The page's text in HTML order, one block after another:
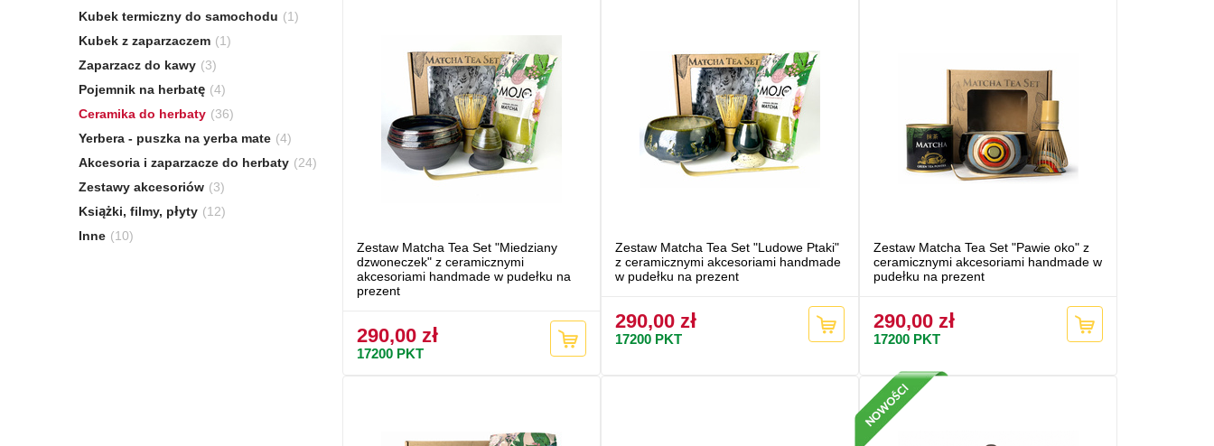
Kubek termiczny do samochodu (1)
Kubek z zaparzaczem (1)
Zaparzacz do kawy (3)
Pojemnik na herbatę (4)
Ceramika do herbaty (36)
Yerbera - puszka na yerba mate (4)
Akcesoria i zaparzacze do herbaty (24)
Zestawy akcesoriów (3)
Książki, filmy, płyty (12)
Inne (10)
Zestaw Matcha Tea Set "Miedziany
dzwoneczek" z ceramicznymi
akcesoriami handmade w pudełku na
prezent
290,00 zł
17200 PKT
Zestaw Matcha Tea Set "Ludowe Ptaki"
z ceramicznymi akcesoriami handmade
w pudełku na prezent
290,00 zł
17200 PKT
Zestaw Matcha Tea Set "Pawie oko" z
ceramicznymi akcesoriami handmade w
pudełku na prezent
290,00 zł
17200 PKT